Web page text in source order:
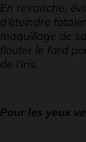
En revanche,
d’éteindre
maquillage de
flouter le fard
de l’iris.
Pour les yeux